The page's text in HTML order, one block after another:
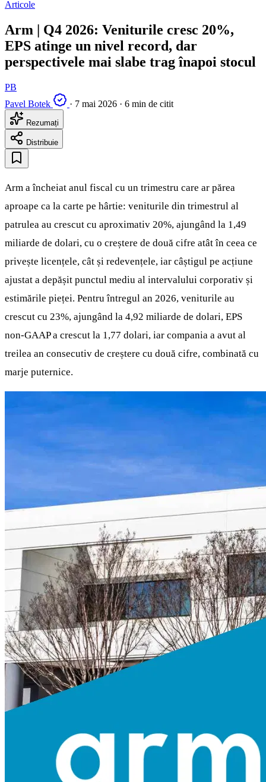
Articole
Arm | Q4 2026: Veniturile cresc 20%,
EPS atinge un nivel record, dar
perspectivele mai slabe trag înapoi stocul
PB
Pavel Botek
· 7 mai 2026 · 6 min de citit
Rezumați
Distribuie
Arm a încheiat anul fiscal cu un trimestru care ar părea
aproape ca la carte pe hârtie: veniturile din trimestrul al
patrulea au crescut cu aproximativ 20%, ajungând la 1,49
miliarde de dolari, cu o creștere de două cifre atât în ceea ce
privește licențele, cât și redevențele, iar câștigul pe acțiune
ajustat a depășit punctul mediu al intervalului corporativ și
estimările pieței. Pentru întregul an 2026, veniturile au
crescut cu 23%, ajungând la 4,92 miliarde de dolari, EPS
non-GAAP a crescut la 1,77 dolari, iar compania a avut al
treilea an consecutiv de creștere cu două cifre, combinată cu
marje puternice.